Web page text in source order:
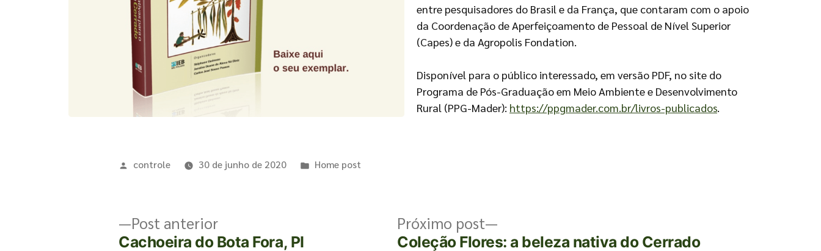
entre pesquisadores do Brasil e da França, que contaram com o apoio
da Coordenação de Aperfeiçoamento de Pessoal de Nível Superior
(Capes) e da Agropolis Fondation.
Disponível para o público interessado, em versão PDF, no site do
Programa de Pós-Graduação em Meio Ambiente e Desenvolvimento
Rural (PPG-Mader): https://ppgmader.com.br/livros-publicados.
controle 30 de junho de 2020 Home post
Post anterior
Cachoeira do Bota Fora, PI
Próximo post
Coleção Flores: a beleza nativa do Cerrado